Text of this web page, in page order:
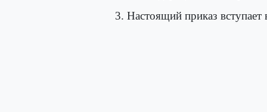
3. Настоящий приказ